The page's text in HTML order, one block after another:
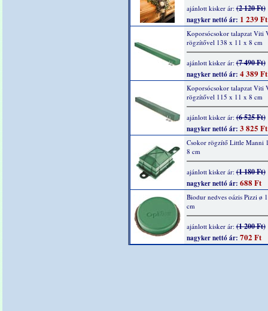
ajánlott kisker ár:(2 120 Ft)
nagyker nettó ár: 1 239 Ft
Koporsócsokor talapzat Viti
rögzítővel 138 x 11 x 8 cm
ajánlott kisker ár:(7 490 Ft)
nagyker nettó ár: 4 389 Ft
Koporsócsokor talapzat Viti
rögzítővel 115 x 11 x 8 cm
ajánlott kisker ár:(6 525 Ft)
nagyker nettó ár: 3 825 Ft
Csokor rögzítő Little Manni
8 cm
ajánlott kisker ár:(1 180 Ft)
nagyker nettó ár: 688 Ft
Biodur nedves oázis Pizzi ø
cm
ajánlott kisker ár:(1 200 Ft)
nagyker nettó ár: 702 Ft